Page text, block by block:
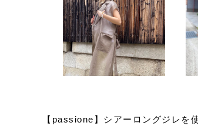
【passione】シアーロングジレを